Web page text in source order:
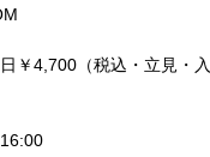
￥4,700（税込・立見・